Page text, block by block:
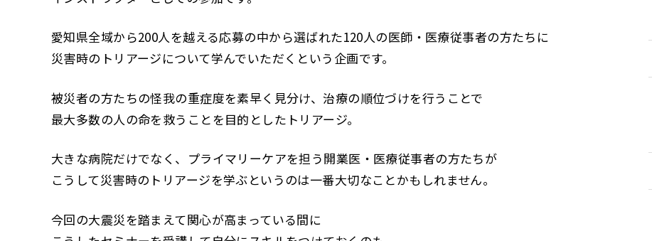
愛知県全域から200人を越える応募の中から選ばれた120人の医師・医療従事者の方たちに
災害時のトリアージについて学んでいただくという企画です。
被災者の方たちの怪我の重症度を素早く見分け、治療の順位づけを行うことで
最大多数の人の命を救うことを目的としたトリアージ。
大きな病院だけでなく、プライマリーケアを担う開業医・医療従事者の方たちが
こうして災害時のトリアージを学ぶというのは一番大切なことかもしれません。
今回の大震災を踏まえて関心が高まっている間に